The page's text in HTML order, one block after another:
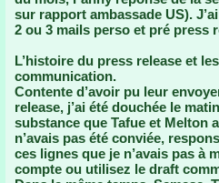
sur rapport ambassade US).
2 ou 3 mails perso et pré press
L’histoire du press release et
communication.
Contente d’avoir pu leur
release, j’ai été douchée le
substance que Tafue et Melton
n’avais pas été conviée,
ces lignes que je n’avais pas à
compte ou utilisez le draft